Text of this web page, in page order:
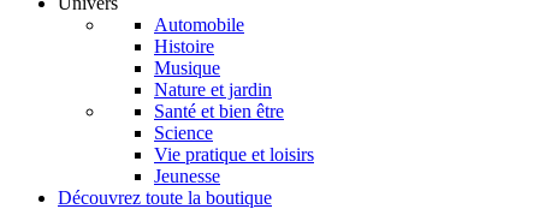
Automobile
Histoire
Musique
Nature et jardin
Santé et bien être
Science
Vie pratique et loisirs
Jeunesse
Découvrez toute la boutique